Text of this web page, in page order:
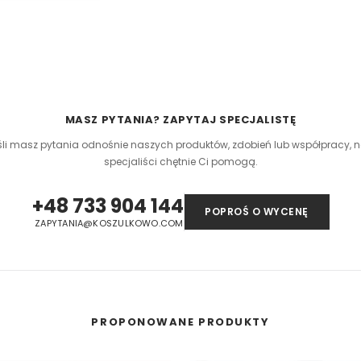
na
na
MASZ PYTANIA? ZAPYTAJ SPECJALISTĘ
masz pytania odnośnie naszych produktów, zdobień lub współpracy,
specjaliści chętnie Ci pomogą.
+48 733 904 144
ZAPYTANIA@KOSZULKOWO.COM
POPROŚ O WYCENĘ
PROPONOWANE PRODUKTY